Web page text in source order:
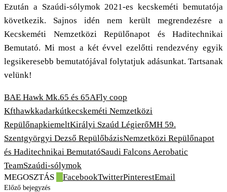
Ezután a Szaúdi-sólymok 2021-es kecskeméti bemutatója
következik. Sajnos idén nem került megrendezésre a
Kecskeméti Nemzetközi Repülőnapot és Haditechnikai
Bemutató. Mi most a két évvel ezelőtti rendezvény egyik
legsikeresebb bemutatójával folytatjuk adásunkat. Tartsanak
velünk!
BAE Hawk Mk.65 és 65AFly coop
Kfthawkkadarkútkecskeméti Nemzetközi
RepülőnapkiemeltKirályi Szaúd LégierőMH 59.
Szentgyörgyi Dezső RepülőbázisNemzetközi Repülőnapot
és Haditechnikai BemutatóSaudi Falcons Aerobatic
TeamSzaúdi-sólymok
MEGOSZTÁS
FacebookTwitterPinterestEmail
Előző bejegyzés